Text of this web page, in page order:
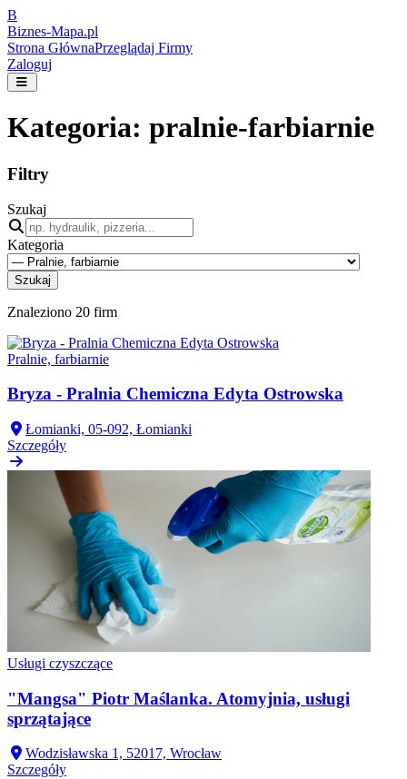
B
Biznes-Mapa.pl
Strona GłównaPrzeglądaj Firmy
Zaloguj
Kategoria: pralnie-farbiarnie
Filtry
Szukaj
Kategoria
Szukaj
Znaleziono 20 firm
Pralnie, farbiarnie
Bryza - Pralnia Chemiczna Edyta Ostrowska
Łomianki, 05-092, Łomianki
Szczegóły
Usługi czyszczące
"Mangsa" Piotr Maślanka. Atomyjnia, usługi
sprzątające
Wodzisławska 1, 52017, Wrocław
Szczegóły